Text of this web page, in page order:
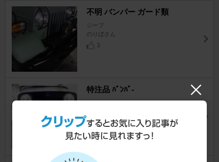
不明 バンパー ガード類
ジープ
のりぼさん
3
特注品 ﾊﾞﾝﾊﾟ-
ジープ
7